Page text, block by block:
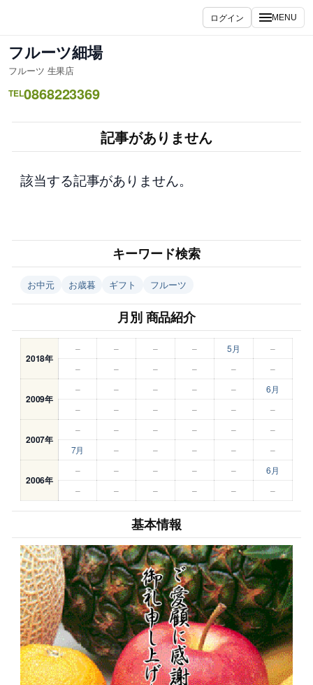
を
ス
キ
ッ
ログイン MENU
フルーツ細場
フルーツ 生果店
TEL0868223369
記事がありません
該当する記事がありません。
キーワード検索
お中元 お歳暮 ギフト フルーツ
月別 商品紹介
2018年
– – – – 5月
–
–
– – – – –
2009年
– – – – –
6月
–
– – – – –
2007年
– – – – –
–
7月
– – – – –
2006年
– – – – –
6月
–
– – – – –
基本情報